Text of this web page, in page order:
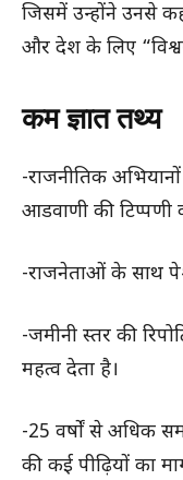
जिसमें उन्होंने उनसे
और देश के लिए
कम ज्ञात तथ्य
-राजनीतिक
आडवाणी की टिप्पणी
-राजनेताओं के साथ
-जमीनी स्तर की
महत्व देता है।
-25 वर्षों से अधिक
की कई पीढ़ियों का